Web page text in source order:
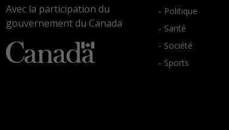
Avec la participation du
gouvernement du Canada
- Politique
- Santé
- Société
- Sports